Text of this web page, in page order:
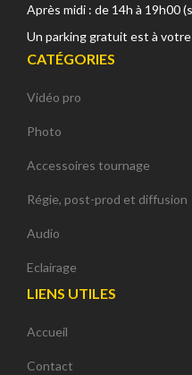
Après midi : de 14h à 19h00
Un parking gratuit est à
CATÉGORIES
Vidéo pro
Photo
Accessoires tournage
Régie, post-prod et diffusion
Audio
Eclairage
LIENS UTILES
Accueil
Contact